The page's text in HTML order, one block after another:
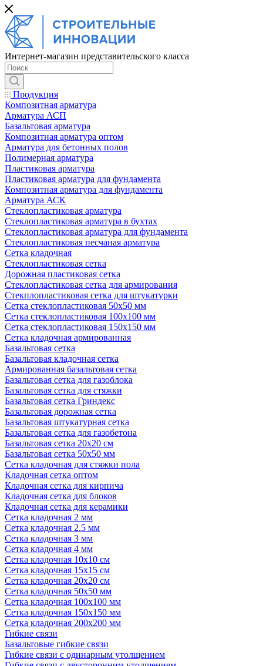
Интернет-магазин представительского класса
Продукция
Композитная арматура
Арматура АСП
Базальтовая арматура
Композитная арматура оптом
Арматура для бетонных полов
Полимерная арматура
Пластиковая арматура
Пластиковая арматура для фундамента
Композитная арматура для фундамента
Арматура АСК
Cтеклопластиковая арматура
Стеклопластиковая арматура в бухтах
Стеклопластиковая арматура для фундамента
Стеклопластиковая песчаная арматура
Сетка кладочная
Стеклопластиковая сетка
Дорожная пластиковая сетка
Стеклопластиковая сетка для армирования
Стекплопластиковая сетка для штукатурки
Сетка стеклопластиковая 50x50 мм
Сетка стеклопластиковая 100x100 мм
Сетка стеклопластиковая 150x150 мм
Сетка кладочная армированная
Базальтовая сетка
Базальтовая кладочная сетка
Армированная базальтовая сетка
Базальтовая сетка для газоблока
Базальтовая сетка для стяжки
Базальтовая сетка Гриндекс
Базальтовая дорожная сетка
Базальтовая штукатурная сетка
Базальтовая сетка для газобетона
Базальтовая сетка 20x20 см
Базальтовая сетка 50x50 мм
Сетка кладочная для стяжки пола
Кладочная сетка оптом
Кладочная сетка для кирпича
Кладочная сетка для блоков
Кладочная сетка для керамики
Сетка кладочная 2 мм
Сетка кладочная 2.5 мм
Сетка кладочная 3 мм
Сетка кладочная 4 мм
Сетка кладочная 10x10 см
Сетка кладочная 15x15 см
Сетка кладочная 20x20 см
Сетка кладочная 50x50 мм
Сетка кладочная 100x100 мм
Сетка кладочная 150x150 мм
Сетка кладочная 200x200 мм
Гибкие связи
Базальтовые гибкие связи
Гибкие связи с одинарным утолщением